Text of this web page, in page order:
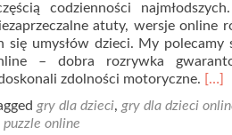
codzienności
atuty, wersje online
umysłów dzieci. My polecamy
– dobra rozrywka
zdolności motoryczne. Read
[…]
gry dla dzieci, gry dla dzieci
puzzle online